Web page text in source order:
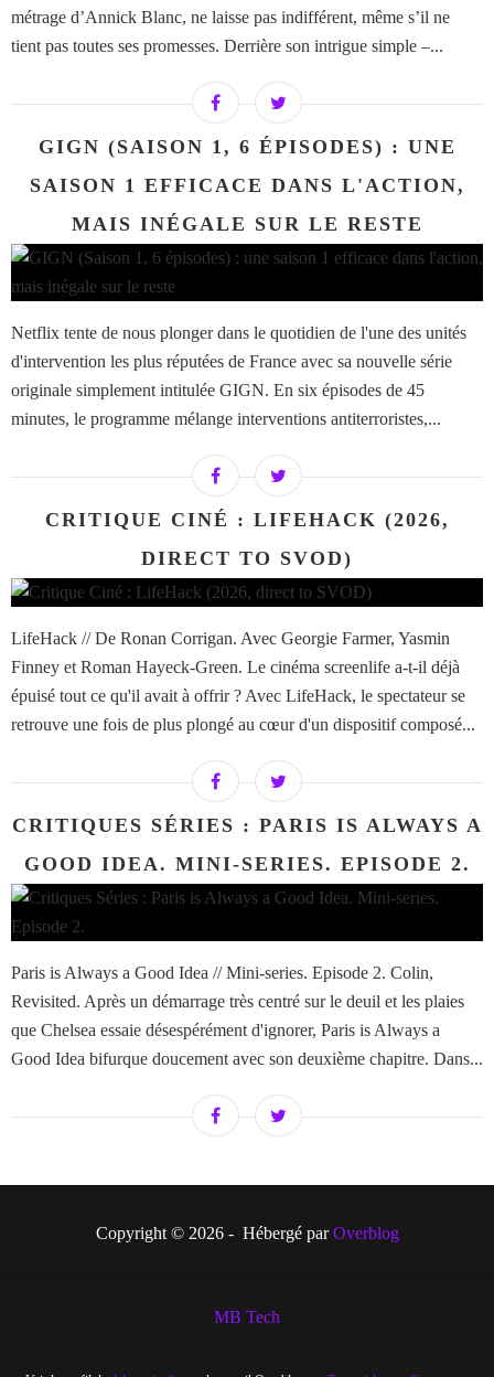
métrage d’Annick Blanc, ne laisse pas indifférent, même s’il ne
tient pas toutes ses promesses. Derrière son intrigue simple –...
GIGN (SAISON 1, 6 ÉPISODES) : UNE
SAISON 1 EFFICACE DANS L'ACTION,
MAIS INÉGALE SUR LE RESTE
Netflix tente de nous plonger dans le quotidien de l'une des unités
d'intervention les plus réputées de France avec sa nouvelle série
originale simplement intitulée GIGN. En six épisodes de 45
minutes, le programme mélange interventions antiterroristes,...
CRITIQUE CINÉ : LIFEHACK (2026,
DIRECT TO SVOD)
LifeHack // De Ronan Corrigan. Avec Georgie Farmer, Yasmin
Finney et Roman Hayeck-Green. Le cinéma screenlife a-t-il déjà
épuisé tout ce qu'il avait à offrir ? Avec LifeHack, le spectateur se
retrouve une fois de plus plongé au cœur d'un dispositif composé...
CRITIQUES SÉRIES : PARIS IS ALWAYS A
GOOD IDEA. MINI-SERIES. EPISODE 2.
Paris is Always a Good Idea // Mini-series. Episode 2. Colin,
Revisited. Après un démarrage très centré sur le deuil et les plaies
que Chelsea essaie désespérément d'ignorer, Paris is Always a
Good Idea bifurque doucement avec son deuxième chapitre. Dans...
Copyright © 2026 - Hébergé parOverblog
MB Tech